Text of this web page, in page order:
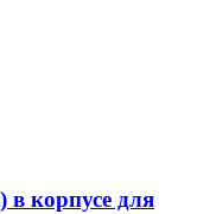
корпусе для